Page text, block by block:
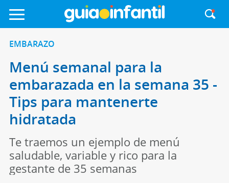
EMBARAZO
Menú semanal para la
embarazada en la semana 35 -
Tips para mantenerte
hidratada
Te traemos un ejemplo de menú
saludable, variable y rico para la
gestante de 35 semanas